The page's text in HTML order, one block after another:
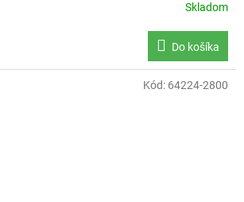
Skladom
Do košíka
Kód: 64224-2800